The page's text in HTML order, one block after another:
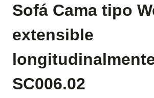
Sofá Cama tipo
extensible
SC006.02